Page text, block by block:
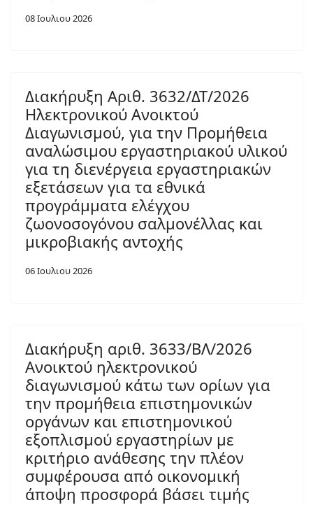
08 Ιουλιου 2026
Διακήρυξη Αριθ. 3632/ΔΤ/2026
Ηλεκτρονικού Ανοικτού
Διαγωνισμού, για την Προμήθεια
αναλώσιμου εργαστηριακού υλικού
για τη διενέργεια εργαστηριακών
εξετάσεων για τα εθνικά
προγράμματα ελέγχου
ζωονοσογόνου σαλμονέλλας και
μικροβιακής αντοχής
06 Ιουλιου 2026
Διακήρυξη αριθ. 3633/ΒΛ/2026
Ανοικτού ηλεκτρονικού
διαγωνισμού κάτω των ορίων για
την προμήθεια επιστημονικών
οργάνων και επιστημονικού
εξοπλισμού εργαστηρίων με
κριτήριο ανάθεσης την πλέον
συμφέρουσα από οικονομική
άποψη προσφορά βάσει τιμής